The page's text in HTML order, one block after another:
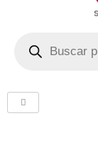
productos